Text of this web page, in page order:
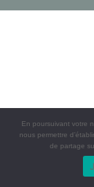
En poursuivant votre
nous permettre
de partage